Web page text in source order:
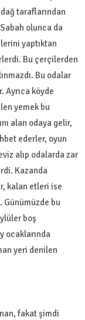
taraflarından
olunca da
yaptıktan
Bu çerçilerden
Bu odalar
Ayrıca köyde
yemek bu
alan odaya gelir,
ederler, oyun
alıp odalarda zar
Kazanda
kalan etleri ise
Günümüzde bu
boş
ocaklarında
yeri denilen
fakat şimdi